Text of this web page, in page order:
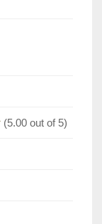
(5.00 out of 5)